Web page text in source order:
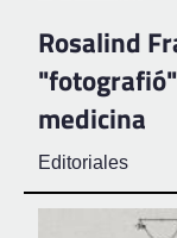
Rosalind
medicina
Editoriales